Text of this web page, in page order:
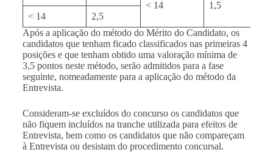
< 14
1,5
< 14
2,5
Após a aplicação do método do Mérito do Candidato, os
candidatos que tenham ficado classificados nas primeiras 4
posições e que tenham obtido uma valoração mínima de
3,5 pontos neste método, serão admitidos para a fase
seguinte, nomeadamente para a aplicação do método da
Entrevista.
Consideram-se excluídos do concurso os candidatos que
não fiquem incluídos na tranche utilizada para efeitos de
Entrevista, bem como os candidatos que não compareçam
à Entrevista ou desistam do procedimento concursal.